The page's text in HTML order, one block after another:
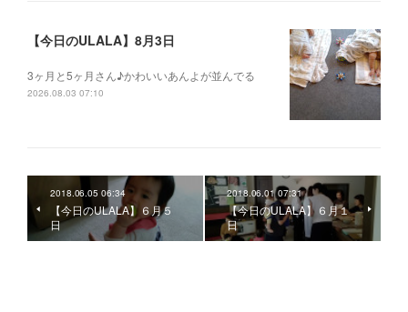
【今日のULALA】8月3日
3ヶ月と5ヶ月さん♪かわいいあんよが並んでる
2026.08.03 07:10
2018.06.05 06:34
【今日のULALA】６月５
日
2018.06.01 07:31
【今日のULALA】６月１
日